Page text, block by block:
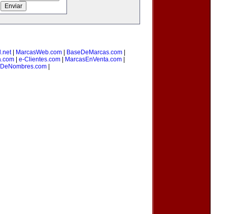
| MarcasWeb.com BaseDeMarcas.com
| e-Clientes.com| MarcasEnVenta.com|